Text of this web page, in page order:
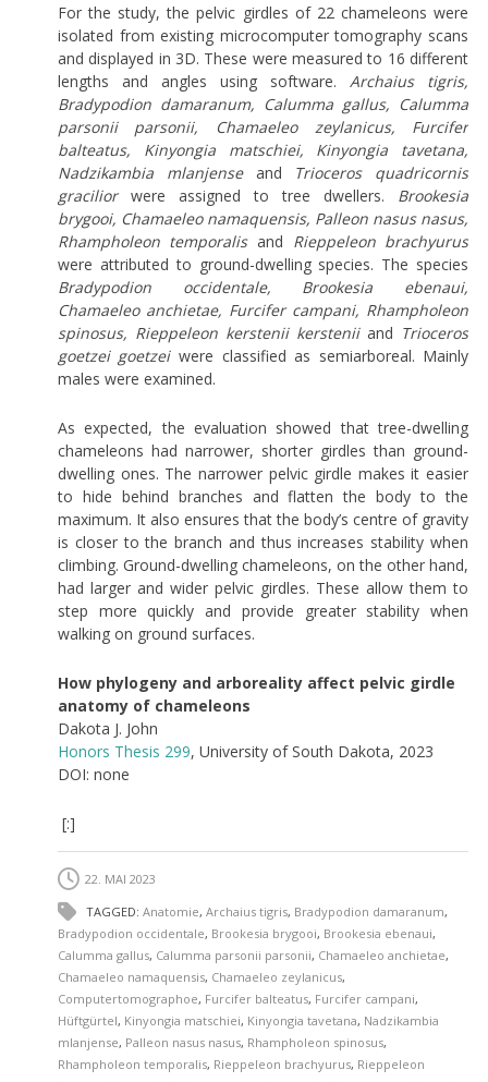
For the study, the pelvic girdles of 22 chameleons were
isolated from existing microcomputer tomography scans
and displayed in 3D. These were measured to 16 different
lengths and angles using software. Archaius tigris,
Bradypodion damaranum, Calumma gallus, Calumma
parsonii parsonii, Chamaeleo zeylanicus, Furcifer
balteatus, Kinyongia matschiei, Kinyongia tavetana,
Nadzikambia mlanjenseand Trioceros quadricornis
graciliorwere assigned to tree dwellers. Brookesia
brygooi, Chamaeleo namaquensis, Palleon nasus nasus,
Rhampholeon temporalisand Rieppeleon brachyurus
were attributed to ground-dwelling species. The species
Bradypodion occidentale, Brookesia ebenaui,
Chamaeleo anchietae, Furcifer campani, Rhampholeon
spinosus, Rieppeleon kerstenii kersteniiand Trioceros
goetzei goetzeiwere classified as semiarboreal. Mainly
males were examined.
As expected, the evaluation showed that tree-dwelling
chameleons had narrower, shorter girdles than ground-
dwelling ones. The narrower pelvic girdle makes it easier
to hide behind branches and flatten the body to the
maximum. It also ensures that the body’s centre of gravity
is closer to the branch and thus increases stability when
climbing. Ground-dwelling chameleons, on the other hand,
had larger and wider pelvic girdles. These allow them to
step more quickly and provide greater stability when
walking on ground surfaces.
How phylogeny and arboreality affect pelvic girdle
anatomy of chameleons
Dakota J. John
Honors Thesis 299, University of South Dakota, 2023
DOI: none
[:]
22. MAI 2023
TAGGED: Anatomie, Archaius tigris, Bradypodion damaranum,
Bradypodion occidentale, Brookesia brygooi, Brookesia ebenaui,
Calumma gallus, Calumma parsonii parsonii, Chamaeleo anchietae,
Chamaeleo namaquensis, Chamaeleo zeylanicus,
Computertomographoe, Furcifer balteatus, Furcifer campani,
Hüftgürtel, Kinyongia matschiei, Kinyongia tavetana, Nadzikambia
mlanjense, Palleon nasus nasus, Rhampholeon spinosus,
Rhampholeon temporalis, Rieppeleon brachyurus, Rieppeleon